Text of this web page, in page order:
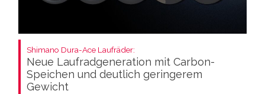
Shimano Dura-Ace Laufräder:
Neue Laufradgeneration mit Carbon-
Speichen und deutlich geringerem
Gewicht